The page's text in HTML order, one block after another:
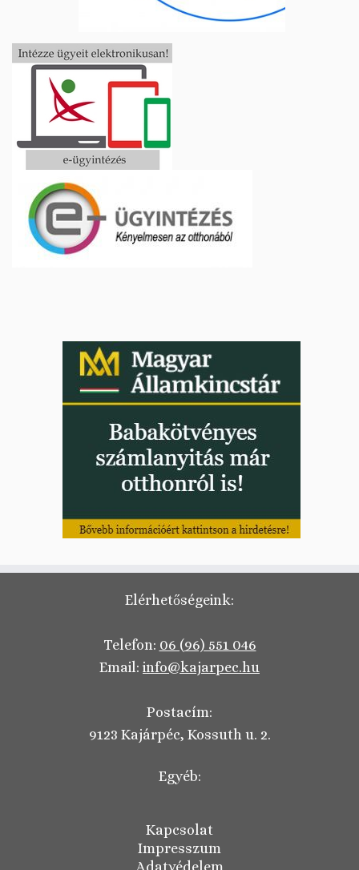
Elérhetőségeink:
Telefon: 06 (96) 551 046
Email: info@kajarpec.hu
Postacím:
9123 Kajárpéc, Kossuth u. 2.
Egyéb:
Kapcsolat
Impresszum